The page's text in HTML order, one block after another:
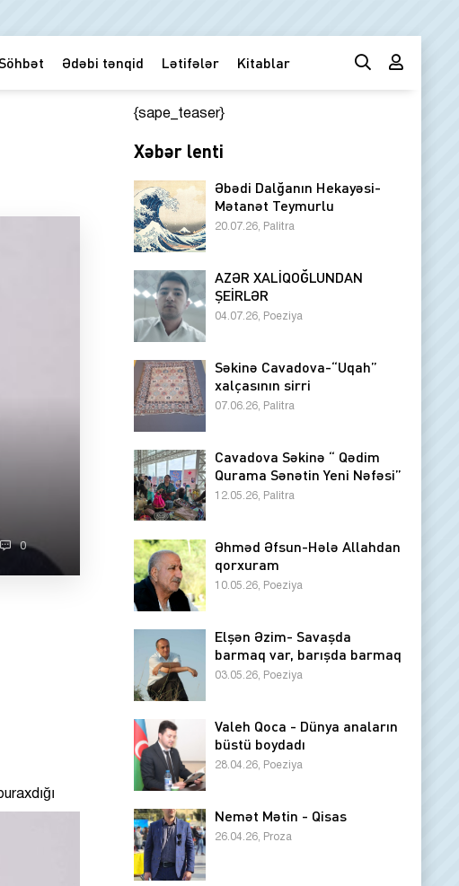
Ədəbi tənqid Lətifələr Kitablar
0
{sape_teaser}
Xəbər lenti
Əbədi Dalğanın Hekayəsi-
Mətanət Teymurlu
20.07.26, Palitra
AZƏR XALİQOĞLUNDAN
ŞEİRLƏR
04.07.26, Poeziya
Səkinə Cavadova-“Uqah”
xalçasının sirri
07.06.26, Palitra
Cavadova Səkinə “ Qədim
Qurama Sənətin Yeni Nəfəsi”
12.05.26, Palitra
Əhməd Əfsun-Hələ Allahdan
qorxuram
10.05.26, Poeziya
Elşən Əzim- Savaşda
barmaq var, barışda barmaq
03.05.26, Poeziya
Valeh Qoca - Dünya anaların
büstü boydadı
28.04.26, Poeziya
Nemət Mətin - Qisas
26.04.26, Proza